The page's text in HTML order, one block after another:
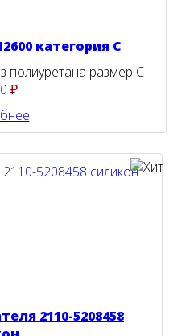
категория С
полиуретана размер С
₽
2110-5208458